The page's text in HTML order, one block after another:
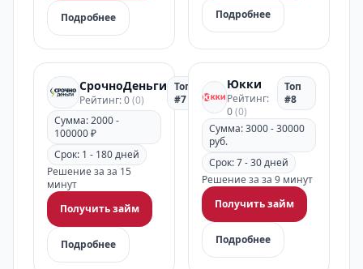
Подробнее Подробнее
СрочноДеньги
Рейтинг: 0(0)
Топ
#7
Сумма: 2000 -
100000 ₽
Срок: 1 - 180 дней
Решение за за 15
минут
Получить займ
Подробнее
Юкки
Рейтинг:
0(0)
Топ
#8
Сумма: 3000 - 30000
руб.
Срок: 7 - 30 дней
Решение за за 9 минут
Получить займ
Подробнее